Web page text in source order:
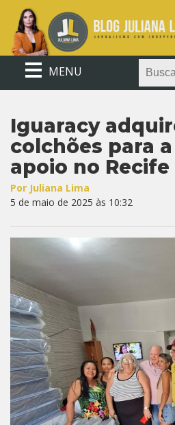
MENU
Iguaracy
colchões para
apoio no Recife
Por Juliana Lima
5 de maio de 2025 às 10:32